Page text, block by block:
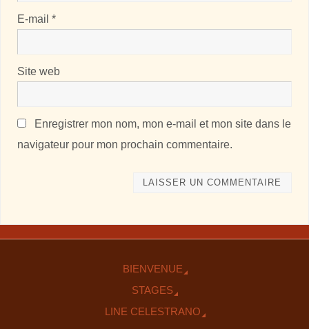
E-mail*
Site web
Enregistrer mon nom, mon e-mail et mon site dans le
navigateur pour mon prochain commentaire.
BIENVENUE
STAGES
LINE CELESTRANO